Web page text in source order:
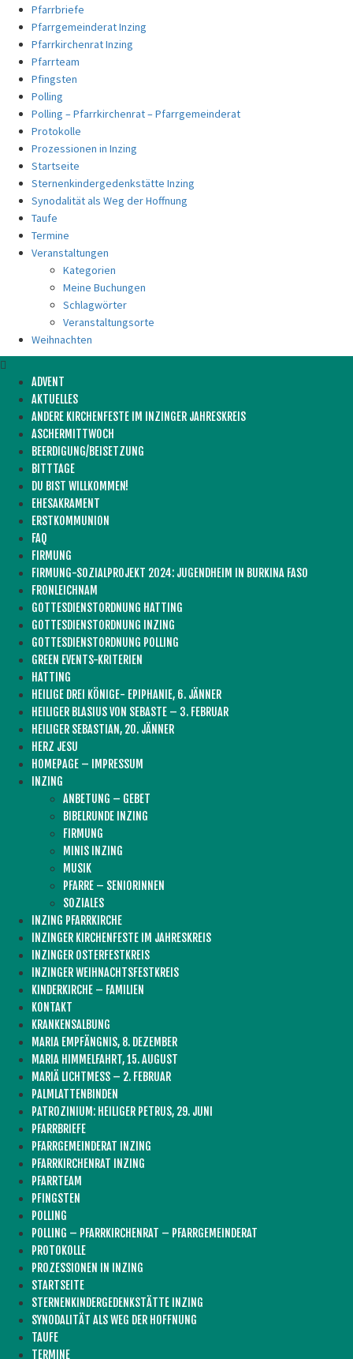
Pfarrbriefe
Pfarrgemeinderat Inzing
Pfarrkirchenrat Inzing
Pfarrteam
Pfingsten
Polling
Polling – Pfarrkirchenrat – Pfarrgemeinderat
Protokolle
Prozessionen in Inzing
Startseite
Sternenkindergedenkstätte Inzing
Synodalität als Weg der Hoffnung
Taufe
Termine
Veranstaltungen
Kategorien
Meine Buchungen
Schlagwörter
Veranstaltungsorte
Weihnachten
ADVENT
AKTUELLES
ANDERE KIRCHENFESTE IM INZINGER JAHRESKREIS
ASCHERMITTWOCH
BEERDIGUNG/BEISETZUNG
BITTTAGE
DU BIST WILLKOMMEN!
EHESAKRAMENT
ERSTKOMMUNION
FAQ
FIRMUNG
FIRMUNG-SOZIALPROJEKT 2024: JUGENDHEIM IN BURKINA FASO
FRONLEICHNAM
GOTTESDIENSTORDNUNG HATTING
GOTTESDIENSTORDNUNG INZING
GOTTESDIENSTORDNUNG POLLING
GREEN EVENTS-KRITERIEN
HATTING
HEILIGE DREI KÖNIGE- EPIPHANIE, 6. JÄNNER
HEILIGER BLASIUS VON SEBASTE – 3. FEBRUAR
HEILIGER SEBASTIAN, 20. JÄNNER
HERZ JESU
HOMEPAGE – IMPRESSUM
INZING
ANBETUNG – GEBET
BIBELRUNDE INZING
FIRMUNG
MINIS INZING
MUSIK
PFARRE – SENIORINNEN
SOZIALES
INZING PFARRKIRCHE
INZINGER KIRCHENFESTE IM JAHRESKREIS
INZINGER OSTERFESTKREIS
INZINGER WEIHNACHTSFESTKREIS
KINDERKIRCHE – FAMILIEN
KONTAKT
KRANKENSALBUNG
MARIA EMPFÄNGNIS, 8. DEZEMBER
MARIA HIMMELFAHRT, 15. AUGUST
MARIÄ LICHTMESS – 2. FEBRUAR
PALMLATTENBINDEN
PATROZINIUM: HEILIGER PETRUS, 29. JUNI
PFARRBRIEFE
PFARRGEMEINDERAT INZING
PFARRKIRCHENRAT INZING
PFARRTEAM
PFINGSTEN
POLLING
POLLING – PFARRKIRCHENRAT – PFARRGEMEINDERAT
PROTOKOLLE
PROZESSIONEN IN INZING
STARTSEITE
STERNENKINDERGEDENKSTÄTTE INZING
SYNODALITÄT ALS WEG DER HOFFNUNG
TAUFE
TERMINE